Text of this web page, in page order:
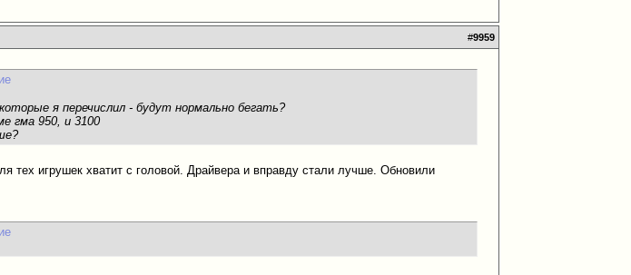
#9959
я перечислил - будут нормально бегать?
гма 950, и 3100
тех игрушек хватит с головой. Драйвера и вправду стали лучше. Обновили